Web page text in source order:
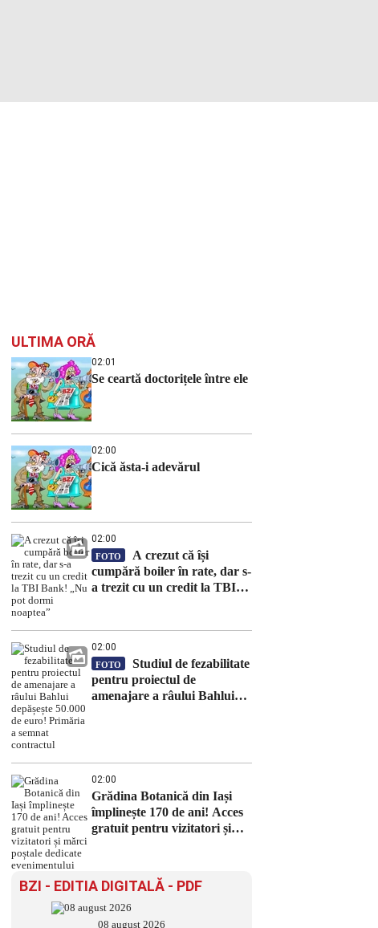
ULTIMA ORĂ
02:01
Se ceartă doctorițele între ele
02:00
Cică ăsta-i adevărul
02:00
FOTO
A crezut că își
cumpără boiler în rate, dar s-
a trezit cu un credit la TBI
02:00
FOTO
Studiul de fezabilitate
pentru proiectul de
amenajare a râului Bahlui
02:00
Grădina Botanică din Iași
împlinește 170 de ani! Acces
gratuit pentru vizitatori și
BZI - EDITIA DIGITALĂ - PDF
08 august 2026